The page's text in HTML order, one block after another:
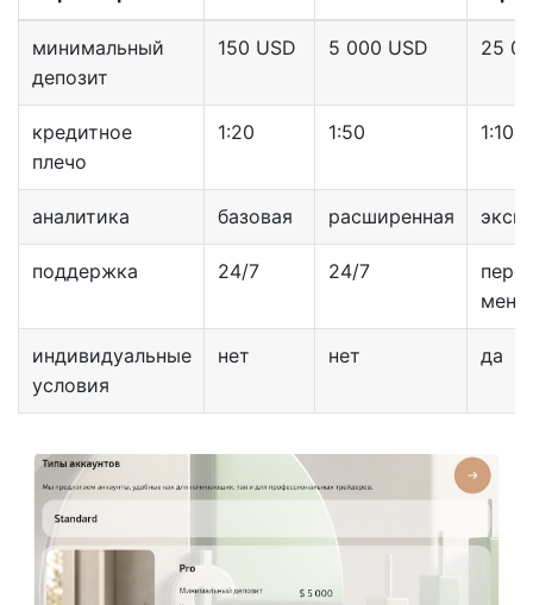
минимальный
депозит
150 USD 5 000 USD 25
кредитное
плечо
1:20 1:50 1:100
аналитика базовая расширенная
поддержка 24/7 24/7
индивидуальные
условия
нет нет да